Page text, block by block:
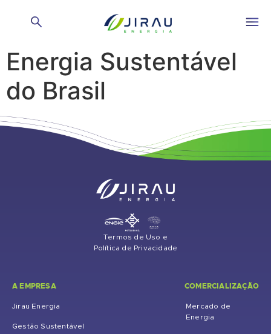
Código de Ética
Energia Sustentável
do Brasil
Termos de Uso e
Política de Privacidade
A EMPRESA
Jirau Energia
Gestão Sustentável
COMERCIALIZAÇÃO
Mercado de
Energia